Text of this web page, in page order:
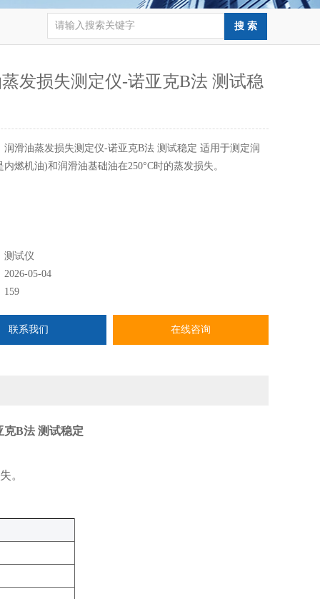
发损失测定仪-诺亚克B法 测试稳
润滑油蒸发损失测定仪-诺亚克B法 测试稳定 适用于测定润
燃机油)和润滑油基础油在250°C时的蒸发损失。
测试仪
2026-05-04
159
联系我们 在线咨询
克B法 测试稳定
。